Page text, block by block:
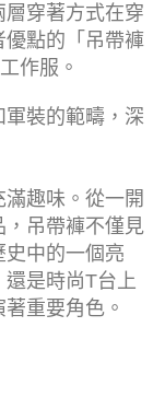
穿著方式在穿
優點的「吊帶褲
作服。
裝的範疇，深
趣味。從一開
吊帶褲不僅見
中的一個亮
是時尚T台上
重要角色。